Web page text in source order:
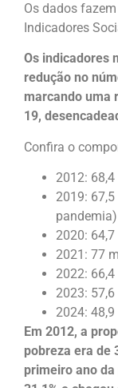
Os dados
Indicadores
Os indicadores
redução no
marcando uma
19,
Confira o
2012:
2019:
pandemia)
2020:
2021: 77
2022:
2023:
2024:
Em 2012, a
pobreza era de
primeiro ano